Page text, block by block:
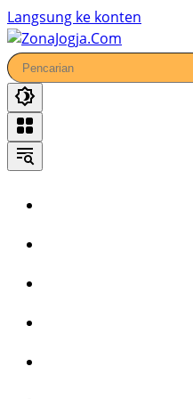
Langsung ke konten